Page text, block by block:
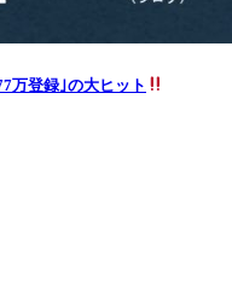
万登録｣の大ヒット